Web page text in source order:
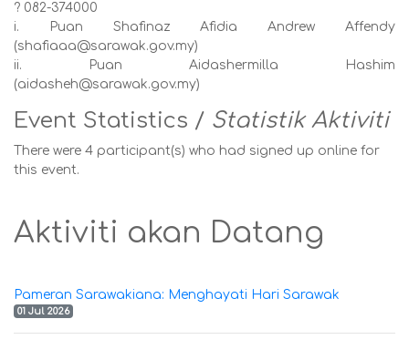
? 082-374000
i. Puan Shafinaz Afidia Andrew Affendy
(shafiaaa@sarawak.gov.my)
ii. Puan Aidashermilla Hashim
(aidasheh@sarawak.gov.my)
Event Statistics / Statistik Aktiviti
There were 4 participant(s) who had signed up online for
this event.
Aktiviti akan Datang
Pameran Sarawakiana: Menghayati Hari Sarawak
01 Jul 2026